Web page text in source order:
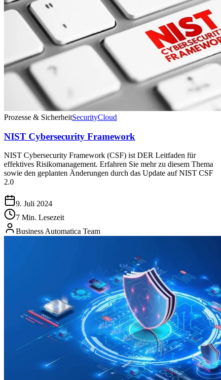
Prozesse & SicherheitSecurityCloud
NIST Cybersecurity Framework
NIST Cybersecurity Framework (CSF) ist DER Leitfaden für
effektives Risikomanagement. Erfahren Sie mehr zu diesem Thema
sowie den geplanten Änderungen durch das Update auf NIST CSF
2.0
9. Juli 2024
7 Min. Lesezeit
Business Automatica Team